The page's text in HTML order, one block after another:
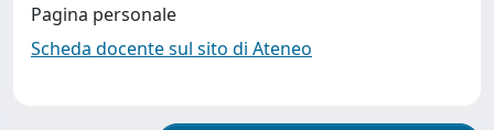
Pagina personale
Scheda docente sul sito di Ateneo